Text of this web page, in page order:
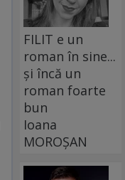
FILIT e un
roman în sine...
și încă un
roman foarte
bun
Ioana
MOROȘAN